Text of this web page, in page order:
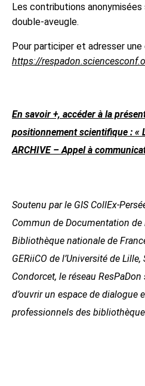
Les contributions
double-aveugle.
Pour participer et adresser
https://
En savoir +, accéder à la
positionnement scientifique : «
ARCHIVE – Appel à
Soutenu par le GIS CollEx-
Commun de Documentation de
Bibliothèque nationale de
GERiiCO de l’Université de
Condorcet, le réseau
d’ouvrir un espace de dialogue
professionnels des